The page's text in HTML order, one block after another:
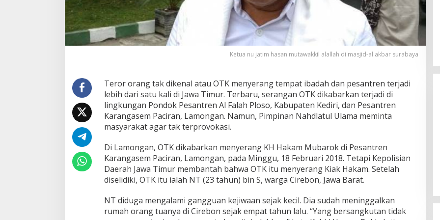
a
s
i
T
e
r
a
n
g
G
i
a
Ketua nu jatim hasan mutawakkil alallah di masjid-al akbar surabaya
Teror orang tak dikenal atau OTK menyerang tempat ibadah dan pesantren terjadi
lebih dari satu kali di Jawa Timur. Terbaru, serangan OTK dikabarkan terjadi di
lingkungan Pondok Pesantren Al Falah Ploso, Kabupaten Kediri, dan Pesantren
Karangasem Paciran, Lamongan. Namun, Pimpinan Nahdlatul Ulama meminta
masyarakat agar tak terprovokasi.
Di Lamongan, OTK dikabarkan menyerang KH Hakam Mubarok di Pesantren
Karangasem Paciran, Lamongan, pada Minggu, 18 Februari 2018. Tetapi Kepolisian
Daerah Jawa Timur membantah bahwa OTK itu menyerang Kiak Hakam. Setelah
diselidiki, OTK itu ialah NT (23 tahun) bin S, warga Cirebon, Jawa Barat.
NT diduga mengalami gangguan kejiwaan sejak kecil. Dia sudah meninggalkan
rumah orang tuanya di Cirebon sejak empat tahun lalu. “Yang bersangkutan tidak
Ini Dia Hubungan Partai Garuda
dengan Gerindra
19 Februari 2018